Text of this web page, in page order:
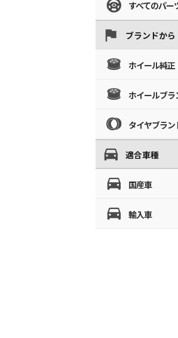
すべてのパー
ブランドから
ホイール純正
ホイールブラ
タイヤブラン
適合車種
国産車
輸入車